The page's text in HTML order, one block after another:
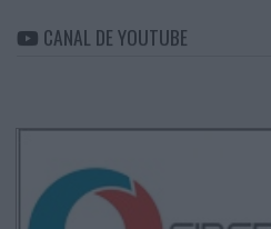
CANAL DE YOUTUBE